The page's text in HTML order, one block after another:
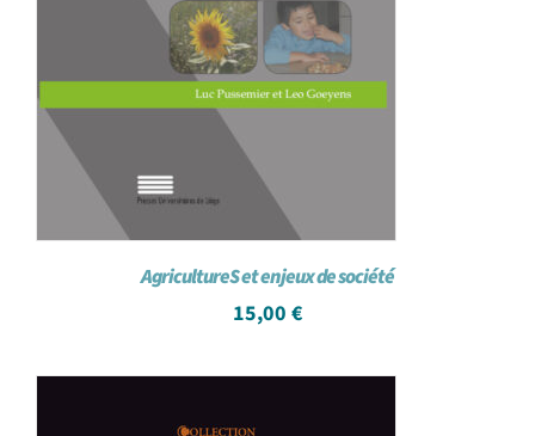
AgricultureS et enjeux de société
15,00 €